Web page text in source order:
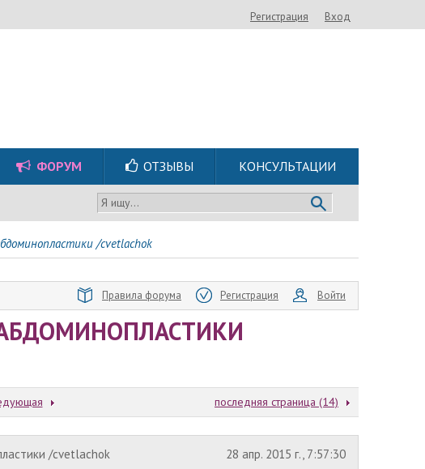
Регистрация Вход
ФОРУМ ОТЗЫВЫ КОНСУЛЬТАЦИИ
Я ищу...
/cvetlachok
Правила форума Регистрация Войти
последняя страница (14)
/cvetlachok 28 апр. 2015 г., 7:57:30